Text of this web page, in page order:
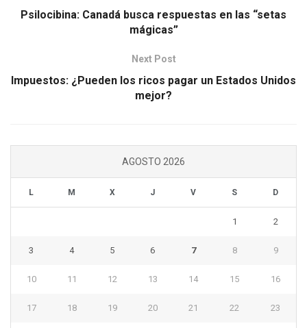
Psilocibina: Canadá busca respuestas en las “setas
mágicas”
Next Post
Impuestos: ¿Pueden los ricos pagar un Estados Unidos
mejor?
AGOSTO 2026
L M X J V S D
1 2
3 4 5 6 7 8 9
10 11 12 13 14 15 16
17 18 19 20 21 22 23